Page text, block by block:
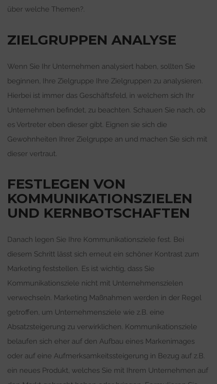
über welche Themen?.
ZIELGRUPPEN ANALYSE
Wenn Sie Ihr Unternehmen analysiert haben, sollten Sie
beginnen, Ihre Zielgruppe Ihre Zielgruppen zu analysieren.
Hierbei ist immer das Geschäftsfeld, in welchem sich Ihr
Unternehmen befindet, zu beachten. Schauen Sie nach, ob
es Vertreter eben dieser gibt. Eignen sie sich die
Gewohnheiten Ihrer Zielgruppe an und machen Sie sich mit
dieser vertraut.
FESTLEGEN VON
KOMMUNIKATIONSZIELEN
UND KERNBOTSCHAFTEN
Danach legen Sie Ihre Kommunikationsziele fest. Bei
diesem Schritt lässt sich erneut ein schöner Kontrast zum
Marketing feststellen. Es ist wichtig, dass Sie
Kommunikationsziele nicht mit Unternehmenszielen
verwechseln. Marketing Maßnahmen werden in der Regel
getroffen, um Unternehmensziele wie z.B. eine
Absatzsteigerung zu verwirklichen. Kommunikationsziele
belaufen sich eher auf den Aufbau eines Markenimages
oder auf eine Aufmerksamkeitssteigerung in Bezug auf z.B.
ein neues Produkt, welches Sie mit Ihrem Unternehmen auf